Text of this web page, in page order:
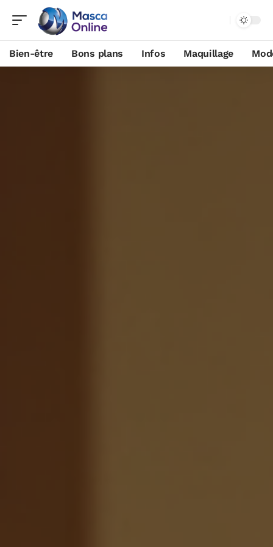
Bien-être Bons plans Infos Maquillage